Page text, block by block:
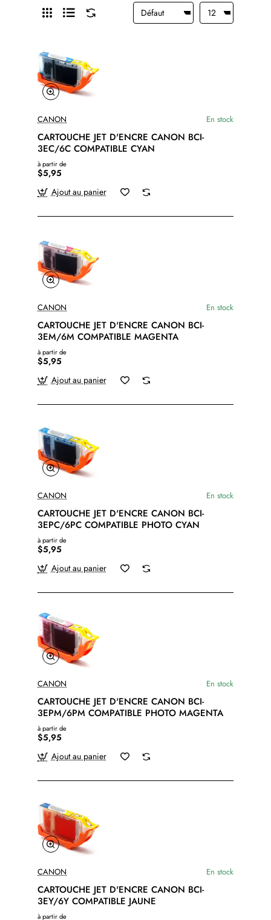
CANON En stock
CARTOUCHE JET D'ENCRE CANON BCI-
3EC/6C COMPATIBLE CYAN
à partir de
$5,95
Ajout au panier
CANON En stock
CARTOUCHE JET D'ENCRE CANON BCI-
3EM/6M COMPATIBLE MAGENTA
à partir de
$5,95
Ajout au panier
CANON En stock
CARTOUCHE JET D'ENCRE CANON BCI-
3EPC/6PC COMPATIBLE PHOTO CYAN
à partir de
$5,95
Ajout au panier
CANON En stock
CARTOUCHE JET D'ENCRE CANON BCI-
3EPM/6PM COMPATIBLE PHOTO MAGENTA
à partir de
$5,95
Ajout au panier
CANON En stock
CARTOUCHE JET D'ENCRE CANON BCI-
3EY/6Y COMPATIBLE JAUNE
à partir de